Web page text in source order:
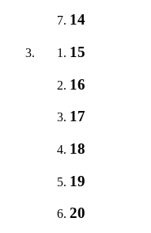
14
15
16
17
18
19
20